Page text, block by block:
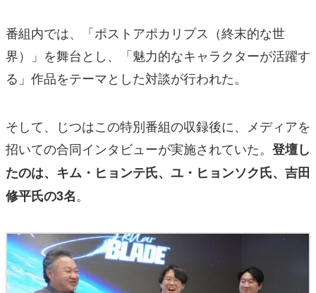
番組内では、「ポストアポカリプス（終末的な世
界）」を舞台とし、「魅力的なキャラクターが活躍す
る」作品をテーマとした対談が行われた。
そして、じつはこの特別番組の収録後に、メディアを
招いての合同インタビューが実施されていた。 登壇し
たのは、キム・ヒョンテ氏、ユ・ヒョンソク氏、吉田
修平氏の3名。